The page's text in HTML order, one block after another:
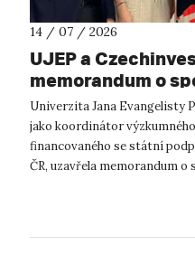
14 / 07 / 2026
UJEP a
memorandum o
podnikatelském
výzkum CESMOD
Univerzita Jana Evangelisty
jako koordinátor
financovaného se státní
ČR, uzavřela memorandum